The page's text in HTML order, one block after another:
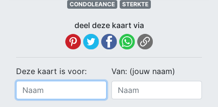
CONDOLEANCE STERKTE
deel deze kaart via
Deze kaart is voor: Van: (jouw naam)